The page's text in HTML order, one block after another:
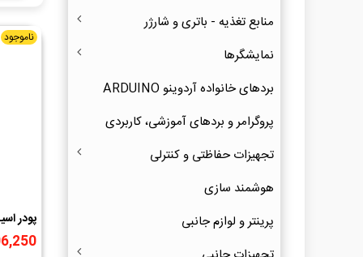
منابع تغذیه - باتری و شارژر
نمایشگرها
بردهای خانواده آردوینو ARDUINO
پروگرامر و بردهای آموزشی، کاربردی
تجهیزات حفاظتی و کنترلی
هوشمند سازی
پرینتر و لوازم جانبی
ناموجود
پودر
100 گرمی تکنوشیمی